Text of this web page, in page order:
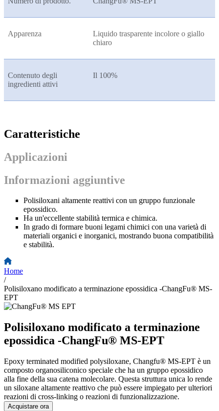
Apparenza
Liquido trasparente incolore o giallo
chiaro
Contenuto degli
ingredienti attivi
Il 100%
Caratteristiche
Applicazioni
Informazioni aggiuntive
Polisiloxani altamente reattivi con un gruppo funzionale
epossidico.
Ha un'eccellente stabilità termica e chimica.
In grado di formare buoni legami chimici con una varietà di
materiali organici e inorganici, mostrando buona compatibilità
e stabilità.
Home
/
Polisiloxano modificato a terminazione epossidica -ChangFu® MS-
EPT
Polisiloxano modificato a terminazione
epossidica -ChangFu® MS-EPT
Epoxy terminated modified polysiloxane, Changfu® MS-EPT è un
composto organosiliconico speciale che ha un gruppo epossidico
alla fine della sua catena molecolare. Questa struttura unica lo rende
un siloxane altamente reattivo che può essere impiegato per ulteriori
reazioni di cross-linking o reazioni di funzionalizzazione.
Acquistare ora